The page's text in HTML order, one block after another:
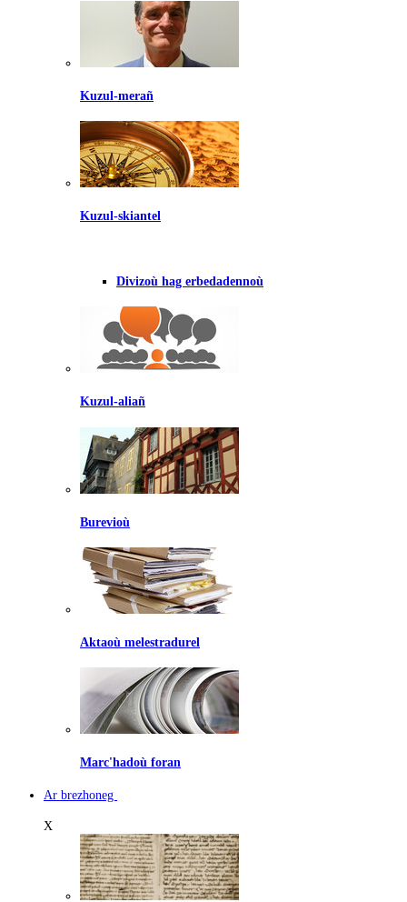
Kuzul-merañ
Kuzul-skiantel
Divizoù hag erbedadennoù
Kuzul-aliañ
Burevioù
Aktaoù melestradurel
Marc'hadoù foran
Ar brezhoneg
X